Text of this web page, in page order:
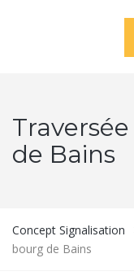
de Bains
Concept Signalisation
bourg de Bains